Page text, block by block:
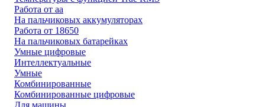
Работа от аа
На пальчиковых аккумуляторах
Работа от 18650
На пальчиковых батарейках
Умные цифровые
Интеллектуальные
Умные
Комбинированные
Комбинированные цифровые
Для машины